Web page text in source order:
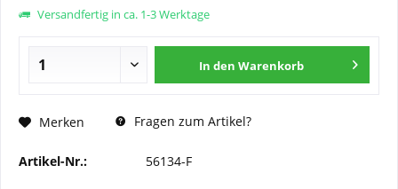
Versandfertig in ca. 1-3 Werktage
In den Warenkorb
Merken Fragen zum Artikel?
Artikel-Nr.: 56134-F